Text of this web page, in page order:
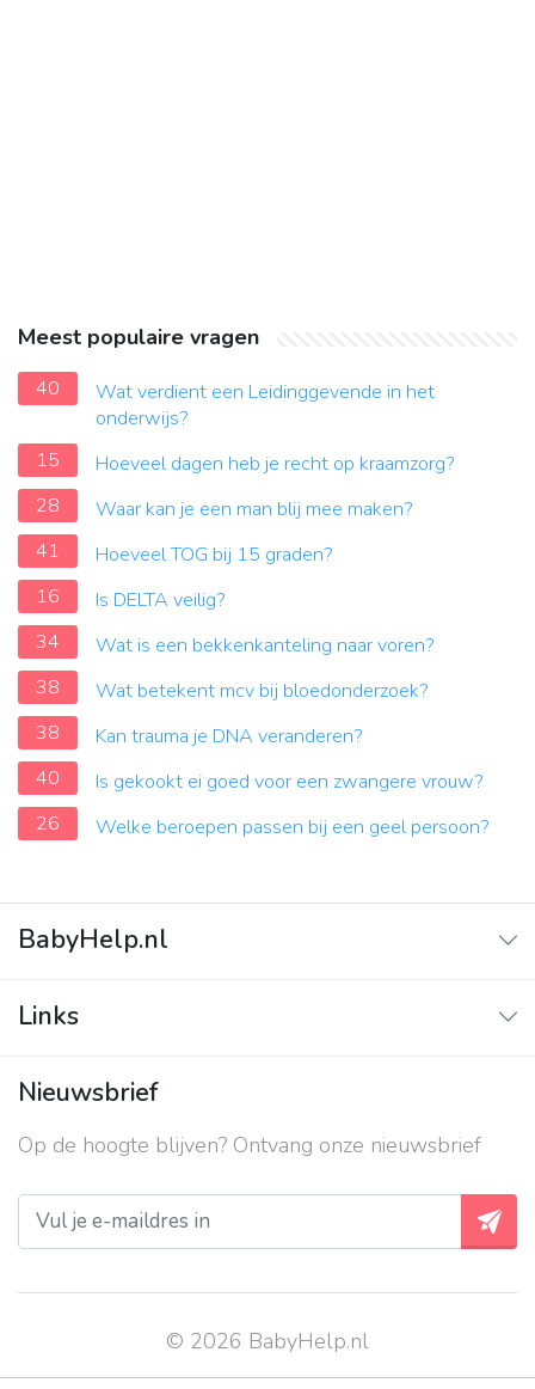
Meest populaire vragen
40
Wat verdient een Leidinggevende in het
onderwijs?
15
Hoeveel dagen heb je recht op kraamzorg?
28
Waar kan je een man blij mee maken?
41
Hoeveel TOG bij 15 graden?
16
Is DELTA veilig?
34
Wat is een bekkenkanteling naar voren?
38
Wat betekent mcv bij bloedonderzoek?
38
Kan trauma je DNA veranderen?
40
Is gekookt ei goed voor een zwangere vrouw?
26
Welke beroepen passen bij een geel persoon?
BabyHelp.nl
Vraag & Antwoord
Links
Contact
Over ons
Privacy beleid
Nieuwsbrief
Op de hoogte blijven? Ontvang onze nieuwsbrief
© 2026 BabyHelp.nl